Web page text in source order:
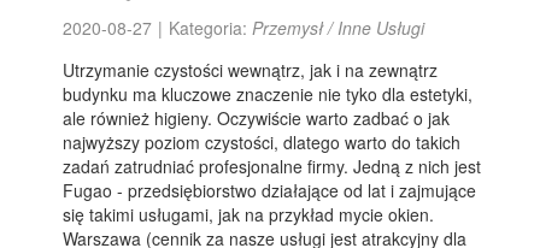
2020-08-27 | Kategoria:Przemysł / Inne Usługi
Utrzymanie czystości wewnątrz, jak i na zewnątrz
budynku ma kluczowe znaczenie nie tyko dla estetyki,
ale również higieny. Oczywiście warto zadbać o jak
najwyższy poziom czystości, dlatego warto do takich
zadań zatrudniać profesjonalne firmy. Jedną z nich jest
Fugao - przedsiębiorstwo działające od lat i zajmujące
się takimi usługami, jak na przykład mycie okien.
Warszawa (cennik za nasze usługi jest atrakcyjny dla